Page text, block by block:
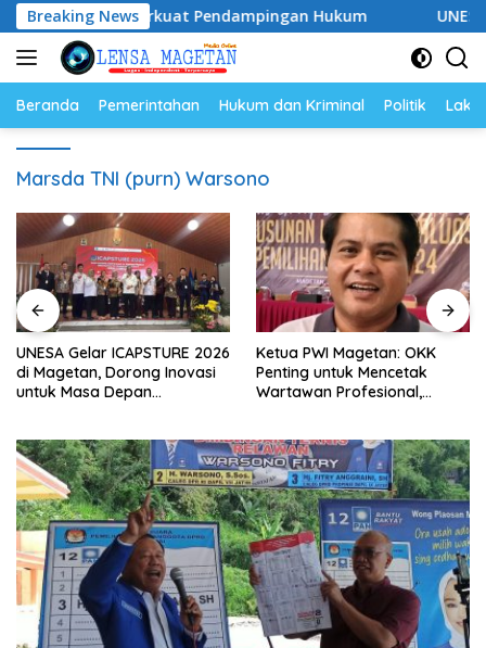
Langsung
ke
konten
Breaking News
Siap Perkuat Pendampingan Hukum UNESA Gelar
Beranda Pemerintahan Hukum dan Kriminal Politik
Marsda TNI (purn) Warsono
UNESA Gelar ICAPSTURE 2026
di Magetan, Dorong Inovasi
untuk Masa Depan
Ketua PWI Magetan: OKK
Penting untuk Mencetak
Wartawan Profesional,